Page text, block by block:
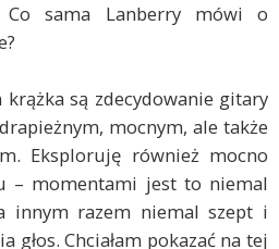
Co sama Lanberry mówi o
są zdecydowanie gitary
mocnym, ale także
Eksploruję również mocno
– momentami jest to niemal
innym razem niemal szept i
głos. Chciałam pokazać na tej